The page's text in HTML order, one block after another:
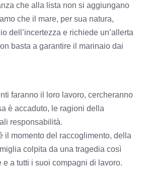
che alla lista non si aggiungano
che il mare, per sua natura,
dell’incertezza e richiede un’allerta
basta a garantire il marinaio dai
faranno il loro lavoro, cercheranno
è accaduto, le ragioni della
responsabilità.
il momento del raccoglimento, della
colpita da una tragedia così
e a tutti i suoi compagni di lavoro.